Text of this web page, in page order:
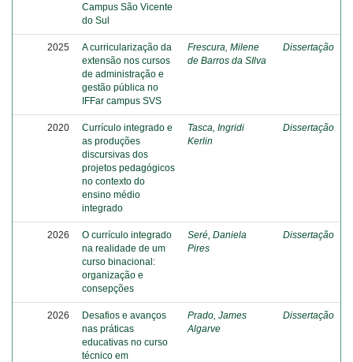
Campus São Vicente
do Sul
2025
A curricularização da
extensão nos cursos
de administração e
gestão pública no
IFFar campus SVS
Frescura, Milene
de Barros da SIlva
Dissertação
2020
Currículo integrado e
as produções
discursivas dos
projetos pedagógicos
no contexto do
ensino médio
integrado
Tasca, Ingridi
Kerlin
Dissertação
2026
O currículo integrado
na realidade de um
curso binacional:
organização e
consepções
Seré, Daniela
Pires
Dissertação
2026
Desafios e avanços
nas práticas
educativas no curso
técnico em
Prado, James
Algarve
Dissertação